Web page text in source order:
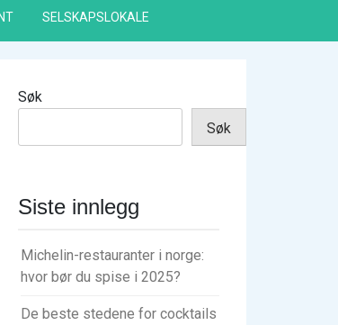
SELSKAPSLOKALE
Søk
Søk
Siste innlegg
Michelin-restauranter i norge:
hvor bør du spise i 2025?
De beste stedene for cocktails